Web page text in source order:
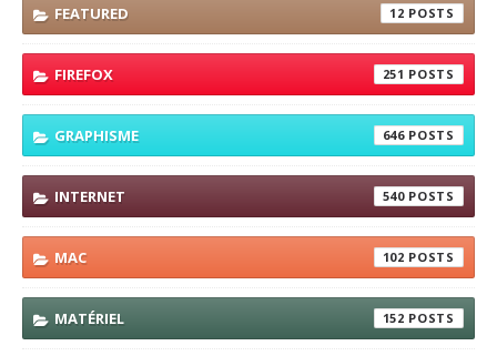
FEATURED 12
FIREFOX 251
GRAPHISME 646
INTERNET 540
MAC 102
MATÉRIEL 152